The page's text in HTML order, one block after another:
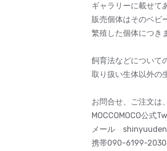
ギャラリーに載せて
販売個体はそのベビ
繁殖した個体につき
飼育法などについて
取り扱い生体以外の
お問合せ、ご注文は
MOCCOMOCO公
メール
携帯090-6199-2030